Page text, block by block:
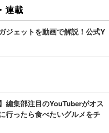
連載
ジェットを動画で解説！公式Y
編集部注目のYouTuberがオス
行ったら食べたいグルメをチ